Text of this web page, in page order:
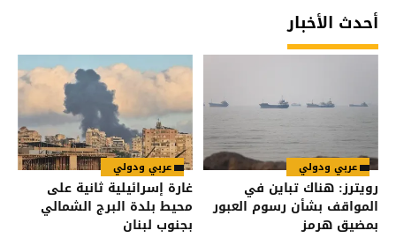
أحدث الأخبار
عربي ودولي
رويترز: هناك تباين في
المواقف بشأن رسوم العبور
بمضيق هرمز
عربي ودولي
غارة إسرائيلية ثانية على
محيط بلدة البرج الشمالي
بجنوب لبنان